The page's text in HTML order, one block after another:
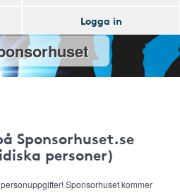
Logga in
Sponsorhuset.se
personer)
Sponsorhuset kommer